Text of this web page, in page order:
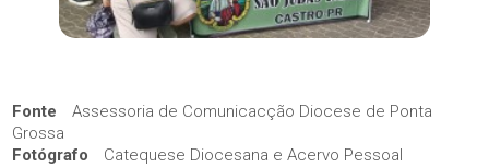
Fonte
Assessoria de Comunicacção Diocese de Ponta
Grossa
Fotógrafo
Catequese Diocesana e Acervo Pessoal